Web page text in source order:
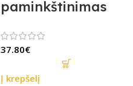
paminkštinimas
37.80€
Į krepšelį